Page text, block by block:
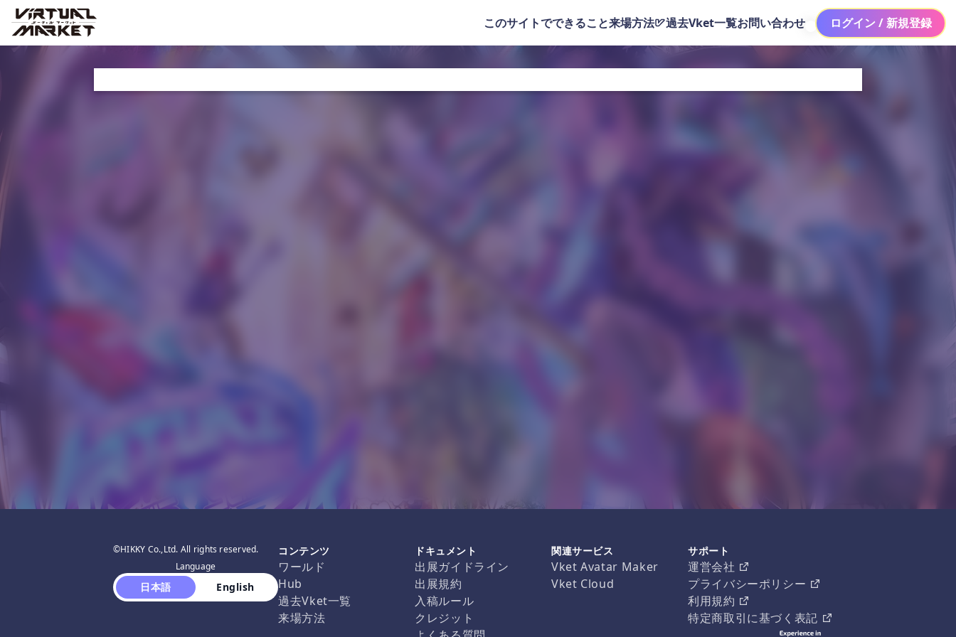
このサイトでできること来場方法 過去Vket一覧お問い合わせ ログイン / 新規登録
©HIKKY Co.,Ltd. All rights reserved.
Language
日本語 English
コンテンツ
ワールド
Hub
過去Vket一覧
来場方法
ドキュメント
出展ガイドライン
出展規約
入稿ルール
クレジット
関連サービス
Vket Avatar Maker
Vket Cloud
サポート
運営会社
プライバシーポリシー
利用規約
特定商取引に基づく表記